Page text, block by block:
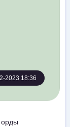
2023 18:36
орды